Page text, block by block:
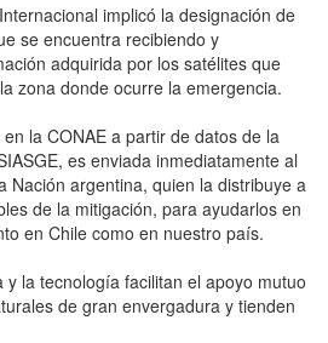
implicó la designación de
se encuentra recibiendo y
adquirida por los satélites que
zona donde ocurre la emergencia.
la CONAE a partir de datos de la
es enviada inmediatamente al
Nación argentina, quien la distribuye a
de la mitigación, para ayudarlos en
en Chile como en nuestro país.
y la tecnología facilitan el apoyo mutuo
de gran envergadura y tienden